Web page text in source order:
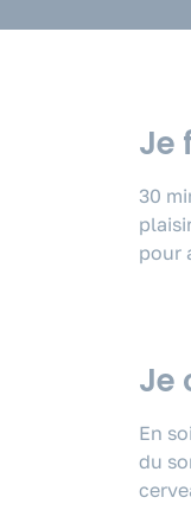
Je
30
pour
Je
En
du